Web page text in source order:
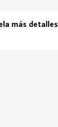
más